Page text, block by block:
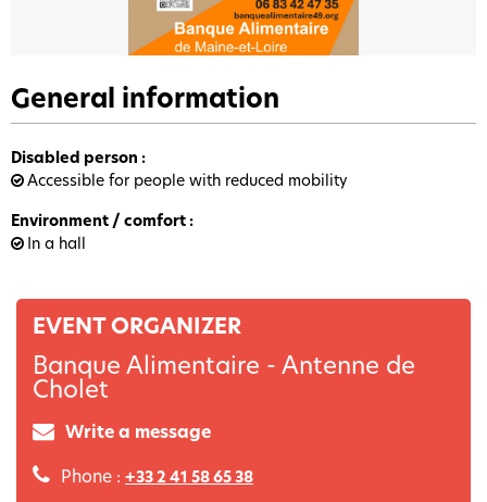
General information
Disabled person :
Accessible for people with reduced mobility
Environment / comfort :
In a hall
EVENT ORGANIZER
Banque Alimentaire - Antenne de
Cholet
Write a message
Phone : +33 2 41 58 65 38